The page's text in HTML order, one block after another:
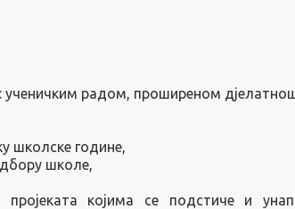
ученичким радом, проширеном
школске године,
школе,
којима се подстиче и